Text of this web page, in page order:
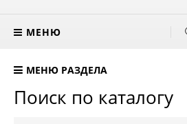
МЕНЮ
МЕНЮ РАЗДЕЛА
Поиск по каталогу